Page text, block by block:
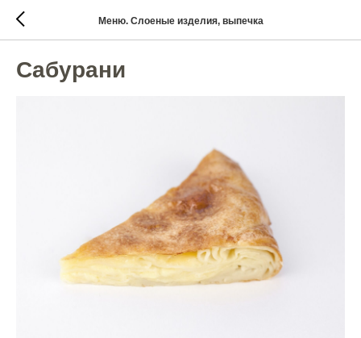
Меню. Слоеные изделия, выпечка
Сабурани